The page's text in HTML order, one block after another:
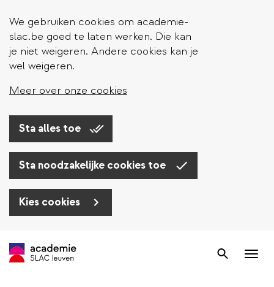
We gebruiken cookies om academie-
slac.be goed te laten werken. Die kan
je niet weigeren. Andere cookies kan je
wel weigeren.
Meer over onze cookies
Sta alles toe
Sta noodzakelijke cookies toe
Kies cookies
en
Zoek